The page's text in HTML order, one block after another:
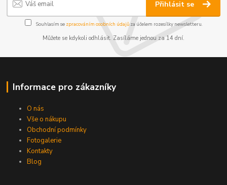
Přihlásit se
Souhlasím se zpracováním osobních údajůza účelem rozesílky newsletteru.
Můžete se kdykoli odhlásit. Zasíláme jednou za 14 dní.
Informace pro zákazníky
O nás
Vše o nákupu
Obchodní podmínky
Fotogalerie
Kontakty
Blog